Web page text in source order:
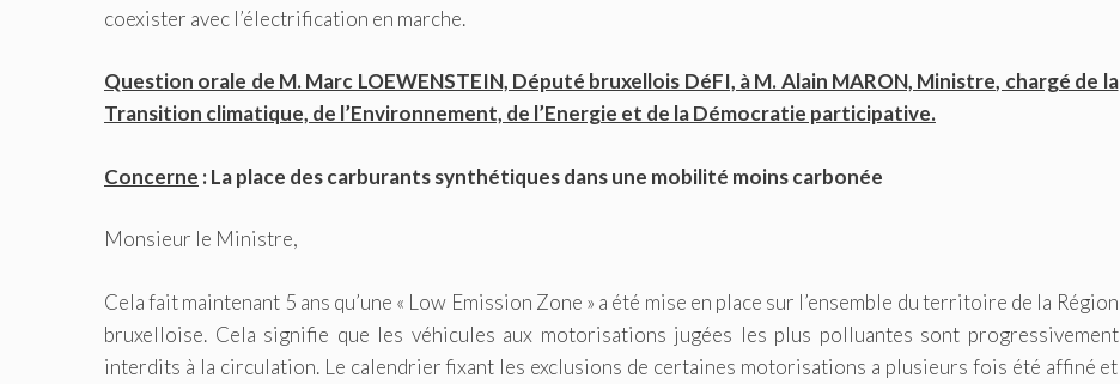
coexister avec l’électrification en marche.
Question orale de M. Marc LOEWENSTEIN, Député bruxellois DéFI, à M. Alain MARON, Ministre, chargé de la
Transition climatique, de l’Environnement, de l’Energie et de la Démocratie participative.
Concerne : La place des carburants synthétiques dans une mobilité moins carbonée
Monsieur le Ministre,
Cela fait maintenant 5 ans qu’une « Low Emission Zone » a été mise en place sur l’ensemble du territoire de la Région
bruxelloise. Cela signifie que les véhicules aux motorisations jugées les plus polluantes sont progressivement
interdits à la circulation. Le calendrier fixant les exclusions de certaines motorisations a plusieurs fois été affiné et